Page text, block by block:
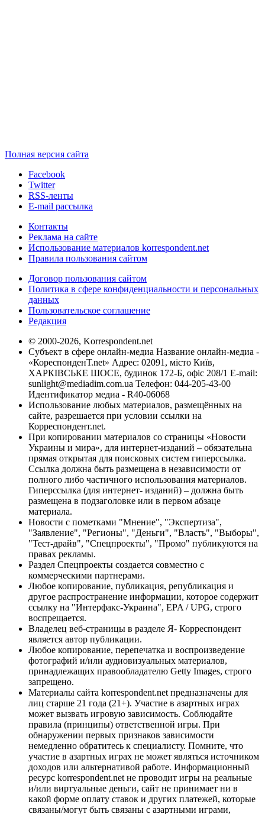
Полная версия сайта
Facebook
Twitter
RSS-ленты
E-mail рассылка
Контакты
Реклама на сайте
Использование материалов korrespondent.net
Правила пользования сайтом
Договор пользования сайтом
Политика в сфере конфиденциальности и персональных
данных
Пользовательское соглашение
Редакция
© 2000-2026, Korrespondent.net
Субъект в сфере онлайн-медиа Название онлайн-медиа -
«КореспонденТ.net» Адрес: 02091, місто Київ,
ХАРКІВСЬКЕ ШОСЕ, будинок 172-Б, офіс 208/1 E-mail:
sunlight@mediadim.com.ua Телефон: 044-205-43-00
Идентификатор медиа - R40-06068
Использование любых материалов, размещённых на
сайте, разрешается при условии ссылки на
Корреспондент.net.
При копировании материалов со страницы «Новости
Украины и мира», для интернет-изданий – обязательна
прямая открытая для поисковых систем гиперссылка.
Ссылка должна быть размещена в независимости от
полного либо частичного использования материалов.
Гиперссылка (для интернет- изданий) – должна быть
размещена в подзаголовке или в первом абзаце
материала.
Новости с пометками "Мнение", "Экспертиза",
"Заявление", "Регионы", "Деньги", "Власть", "Выборы",
"Тест-драйв", "Спецпроекты", "Промо" публикуются на
правах рекламы.
Раздел Спецпроекты создается совместно с
коммерческими партнерами.
Любое копирование, публикация, републикация и
другое распространение информации, которое содержит
ссылку на "Интерфакс-Украина", EPA / UPG, строго
воспрещается.
Владелец веб-страницы в разделе Я- Корреспондент
является автор публикации.
Любое копирование, перепечатка и воспроизведение
фотографий и/или аудиовизуальных материалов,
принадлежащих правообладателю Getty Images, строго
запрещено.
Материалы сайта korrespondent.net предназначены для
лиц старше 21 года (21+). Участие в азартных играх
может вызвать игровую зависимость. Соблюдайте
правила (принципы) ответственной игры. При
обнаружении первых признаков зависимости
немедленно обратитесь к специалисту. Помните, что
участие в азартных играх не может являться источником
доходов или альтернативой работе. Информационный
ресурс korrespondent.net не проводит игры на реальные
и/или виртуальные деньги, сайт не принимает ни в
какой форме оплату ставок и других платежей, которые
связаны/могут быть связаны с азартными играми,